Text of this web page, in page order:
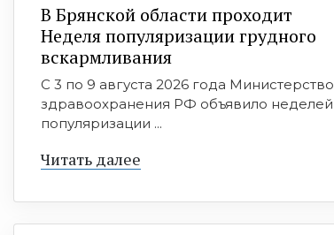
В Брянской области проходит
Неделя популяризации грудного
вскармливания
С 3 по 9 августа 2026 года Министерство
здравоохранения РФ объявило неделей
популяризации ...
Читать далее